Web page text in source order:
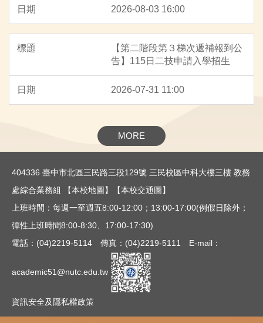
2026-08-03 16:00
【第二階段第３梯次遞補報到公
告】115日二技申請入學招生
2026-07-31 11:00
MORE
404336 臺中市北區三民路三段129號 三民校區中科大樓三樓 教務
處綜合業務組
【本校地圖】
【本校交通圖】
上班時間：每週一至週五8:00-12:00；13:00-17:00(例假日除外；
彈性上班時間8:00-8:30、17:00-17:30)
電話：(04)2219-5114 傳真：(04)2219-5111 E-mail：
academic51@nutc.edu.tw
資訊安全及隱私權政策